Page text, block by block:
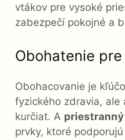
vtákov pre vysoké
zabezpečí pokojné a
Obohatenie
Obohacovanie je
fyzického zdravia, ale
kurčiat. A
prvky, ktoré